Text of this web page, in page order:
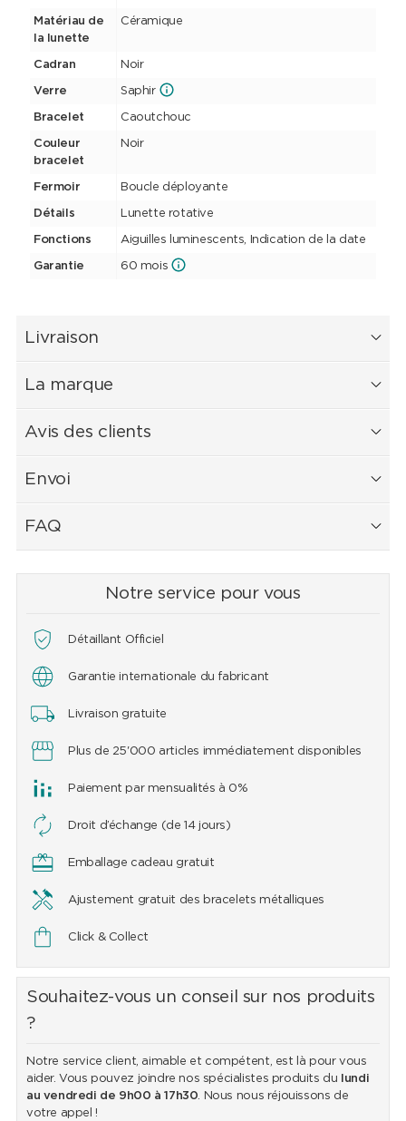
Matériau de
la lunette
Céramique
Cadran Noir
Verre Saphir
Bracelet Caoutchouc
Couleur
bracelet
Noir
Fermoir Boucle déployante
Détails Lunette rotative
Fonctions Aiguilles luminescents, Indication de la date
Garantie 60 mois
Livraison
La marque
Avis des clients
Envoi
FAQ
Notre service pour vous
Détaillant Officiel
Garantie internationale du fabricant
Livraison gratuite
Plus de 25'000 articles immédiatement disponibles
Paiement par mensualités à 0%
Droit d’échange (de 14 jours)
Emballage cadeau gratuit
Ajustement gratuit des bracelets métalliques
Click & Collect
Souhaitez-vous un conseil sur nos produits
?
Notre service client, aimable et compétent, est là pour vous
aider. Vous pouvez joindre nos spécialistes produits du
lundi
au vendredi de 9h00 à 17h30. Nous nous réjouissons de
votre appel !